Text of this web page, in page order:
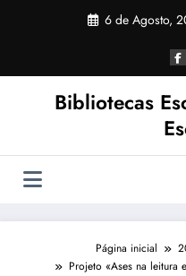
6 de Agosto,
Bibliotecas
Página inicial
Projeto «Ases na leitura